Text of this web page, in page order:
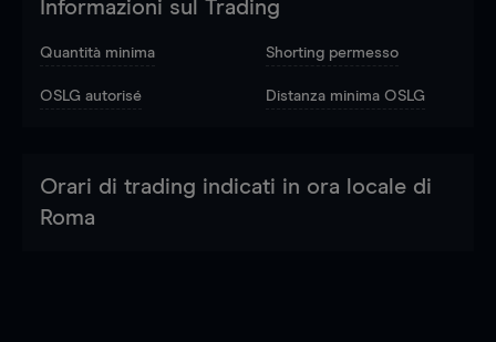
Informazioni sul Trading
Quantità minima Shorting permesso
OSLG autorisé Distanza minima OSLG
Orari di trading indicati in ora locale di
Roma